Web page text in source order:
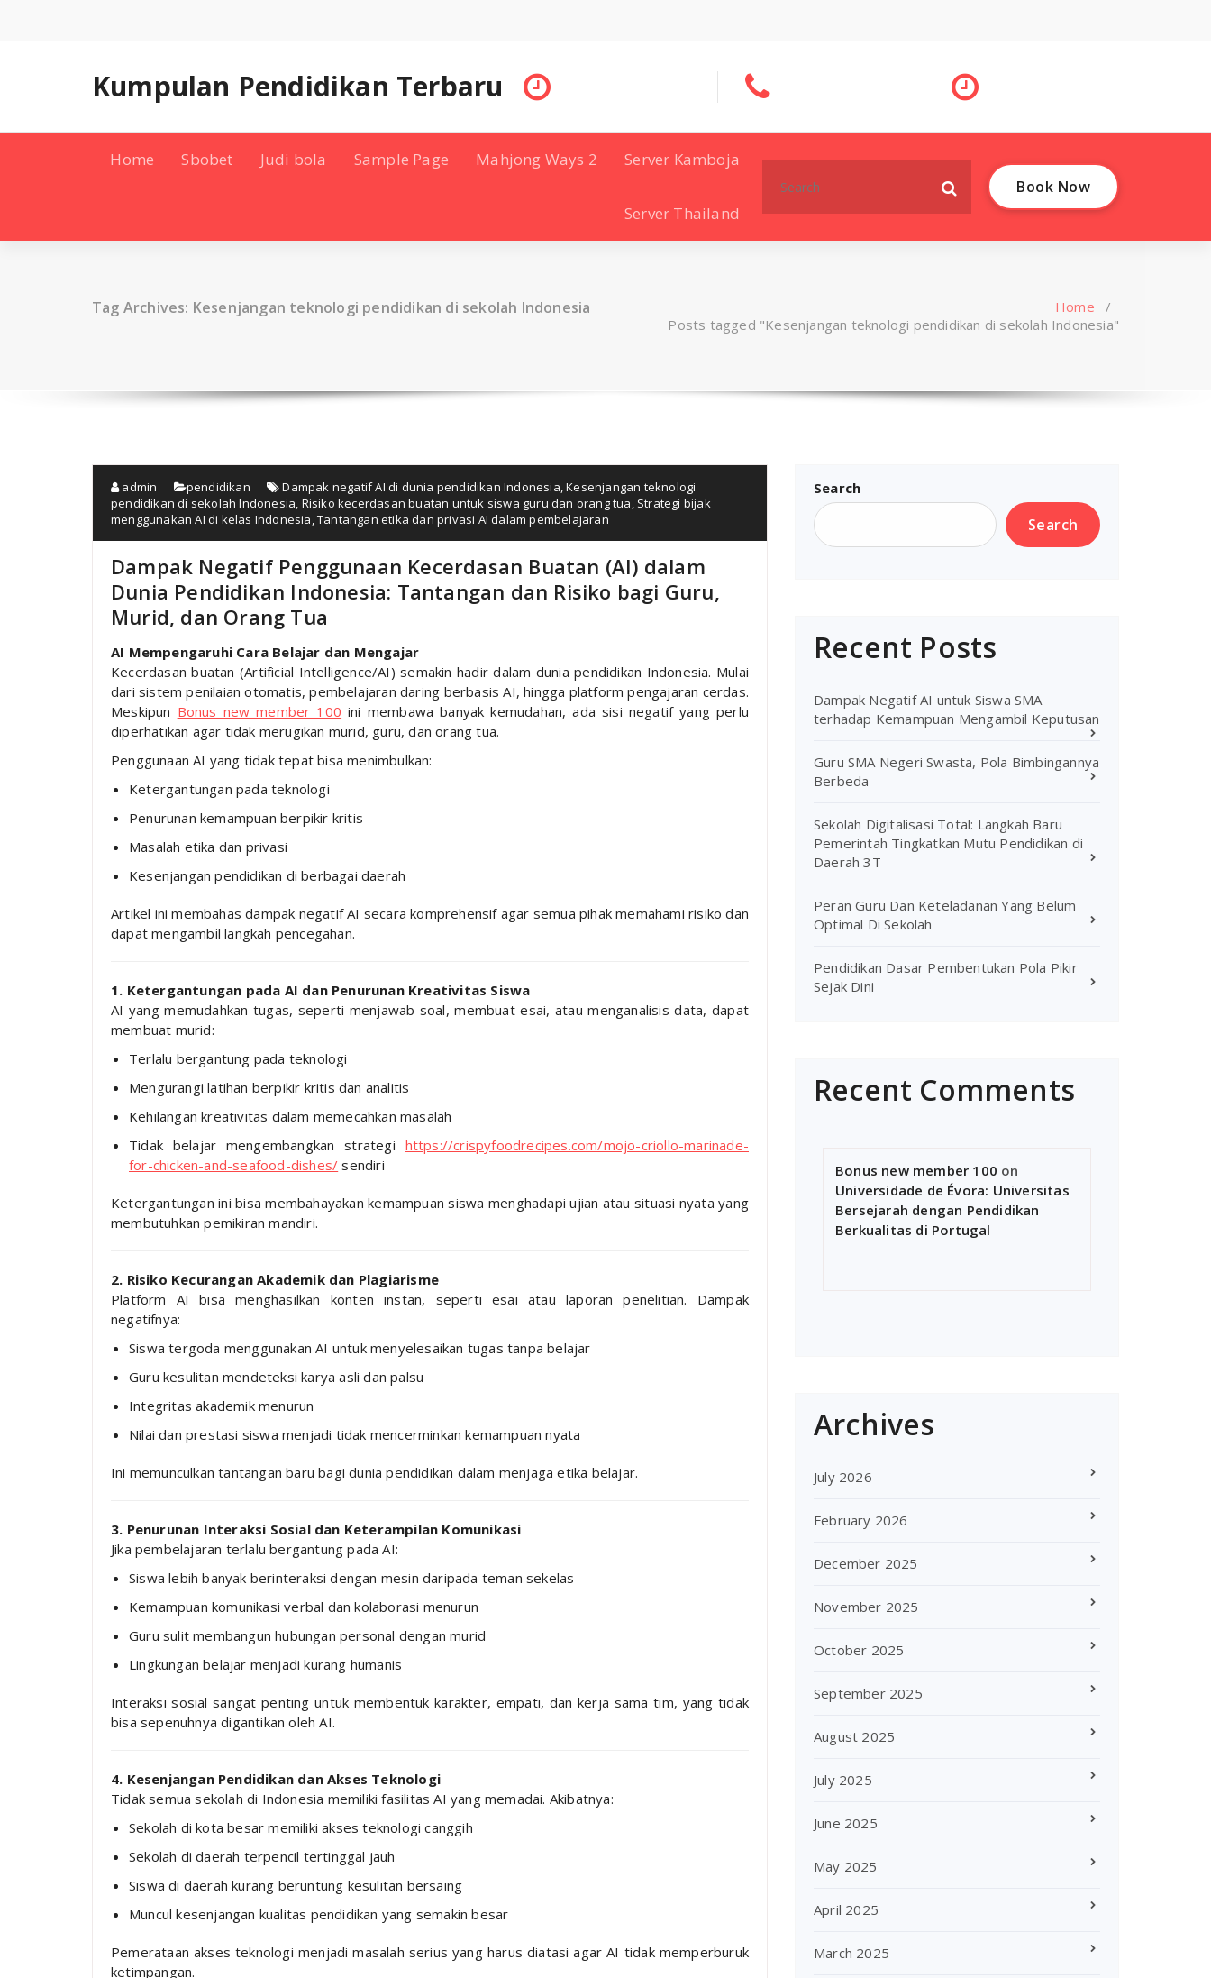
content
Kumpulan Pendidikan Terbaru
Home Sbobet Judi bola Sample Page Mahjong Ways 2 Server Kamboja
Server Thailand
for:
Book Now
Tag Archives: Kesenjangan teknologi pendidikan di sekolah Indonesia Home /
Posts tagged "Kesenjangan teknologi pendidikan di sekolah Indonesia"
admin pendidikan Dampak negatif AI di dunia pendidikan Indonesia,Kesenjangan teknologi
pendidikan di sekolah Indonesia, Risiko kecerdasan buatan untuk siswa guru dan orang tua, Strategi bijak
menggunakan AI di kelas Indonesia,Tantangan etika dan privasi AI dalam pembelajaran
Dampak Negatif Penggunaan Kecerdasan Buatan (AI) dalam
Dunia Pendidikan Indonesia: Tantangan dan Risiko bagi Guru,
Murid, dan Orang Tua
AI Mempengaruhi Cara Belajar dan Mengajar
Kecerdasan buatan (Artificial Intelligence/AI) semakin hadir dalam dunia pendidikan Indonesia. Mulai
dari sistem penilaian otomatis, pembelajaran daring berbasis AI, hingga platform pengajaran cerdas.
Meskipun Bonus new member 100 ini membawa banyak kemudahan, ada sisi negatif yang perlu
diperhatikan agar tidak merugikan murid, guru, dan orang tua.
Penggunaan AI yang tidak tepat bisa menimbulkan:
Ketergantungan pada teknologi
Penurunan kemampuan berpikir kritis
Masalah etika dan privasi
Kesenjangan pendidikan di berbagai daerah
Artikel ini membahas dampak negatif AI secara komprehensif agar semua pihak memahami risiko dan
dapat mengambil langkah pencegahan.
1. Ketergantungan pada AI dan Penurunan Kreativitas Siswa
AI yang memudahkan tugas, seperti menjawab soal, membuat esai, atau menganalisis data, dapat
membuat murid:
Terlalu bergantung pada teknologi
Mengurangi latihan berpikir kritis dan analitis
Kehilangan kreativitas dalam memecahkan masalah
Tidak belajar mengembangkan strategi https://crispyfoodrecipes.com/mojo-criollo-marinade-
for-chicken-and-seafood-dishes/ sendiri
Ketergantungan ini bisa membahayakan kemampuan siswa menghadapi ujian atau situasi nyata yang
membutuhkan pemikiran mandiri.
2. Risiko Kecurangan Akademik dan Plagiarisme
Platform AI bisa menghasilkan konten instan, seperti esai atau laporan penelitian. Dampak
negatifnya:
Siswa tergoda menggunakan AI untuk menyelesaikan tugas tanpa belajar
Guru kesulitan mendeteksi karya asli dan palsu
Integritas akademik menurun
Nilai dan prestasi siswa menjadi tidak mencerminkan kemampuan nyata
Ini memunculkan tantangan baru bagi dunia pendidikan dalam menjaga etika belajar.
3. Penurunan Interaksi Sosial dan Keterampilan Komunikasi
Jika pembelajaran terlalu bergantung pada AI:
Siswa lebih banyak berinteraksi dengan mesin daripada teman sekelas
Kemampuan komunikasi verbal dan kolaborasi menurun
Guru sulit membangun hubungan personal dengan murid
Lingkungan belajar menjadi kurang humanis
Interaksi sosial sangat penting untuk membentuk karakter, empati, dan kerja sama tim, yang tidak
bisa sepenuhnya digantikan oleh AI.
4. Kesenjangan Pendidikan dan Akses Teknologi
Tidak semua sekolah di Indonesia memiliki fasilitas AI yang memadai. Akibatnya:
Sekolah di kota besar memiliki akses teknologi canggih
Sekolah di daerah terpencil tertinggal jauh
Siswa di daerah kurang beruntung kesulitan bersaing
Muncul kesenjangan kualitas pendidikan yang semakin besar
Pemerataan akses teknologi menjadi masalah serius yang harus diatasi agar AI tidak memperburuk
ketimpangan.
Search
Search
Recent Posts
Dampak Negatif AI untuk Siswa SMA
terhadap Kemampuan Mengambil Keputusan
Guru SMA Negeri Swasta, Pola Bimbingannya
Berbeda
Sekolah Digitalisasi Total: Langkah Baru
Pemerintah Tingkatkan Mutu Pendidikan di
Daerah 3T
Peran Guru Dan Keteladanan Yang Belum
Optimal Di Sekolah
Pendidikan Dasar Pembentukan Pola Pikir
Sejak Dini
Recent Comments
Bonus new member 100 on
Universidade de Évora: Universitas
Bersejarah dengan Pendidikan
Berkualitas di Portugal
Archives
July 2026
February 2026
December 2025
November 2025
October 2025
September 2025
August 2025
July 2025
June 2025
May 2025
April 2025
March 2025